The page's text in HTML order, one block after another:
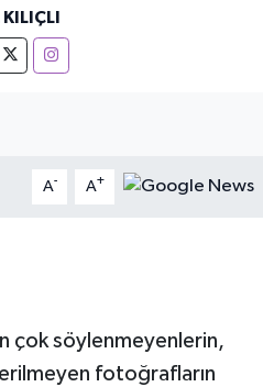
A- A+
çok söylenmeyenlerin,
fotoğrafların